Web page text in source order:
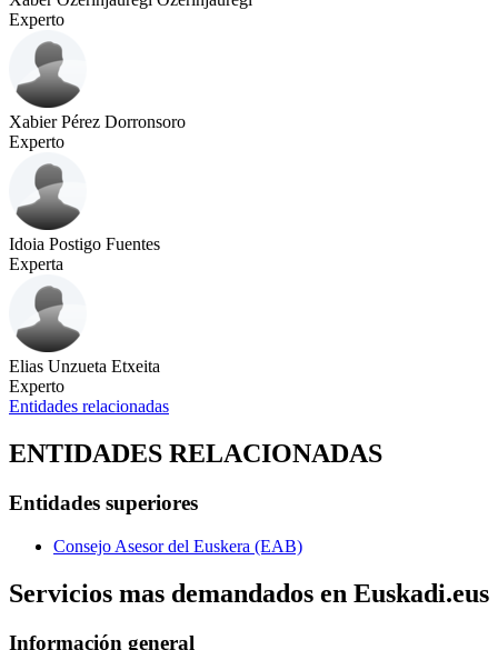
Experto
Xabier Pérez Dorronsoro
Experto
Idoia Postigo Fuentes
Experta
Elias Unzueta Etxeita
Experto
Entidades relacionadas
ENTIDADES RELACIONADAS
Entidades superiores
Consejo Asesor del Euskera (EAB)
Servicios mas demandados en Euskadi.eus
Información general